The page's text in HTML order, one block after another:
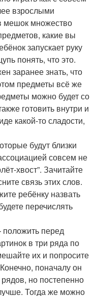
взрослыми
мешок множество
какие вы
запускает руку
понять, что это.
заранее знать, что
предметы всё же
можно будет со
готовить внутри и
какой-то сладости,
будут близки
совсем не
хвост”. Зачитайте
связь этих слов.
ребёнку назвать
перечислять
перед
в три ряда по
их и попросите
поначалу он
но постепенно
Тогда же можно